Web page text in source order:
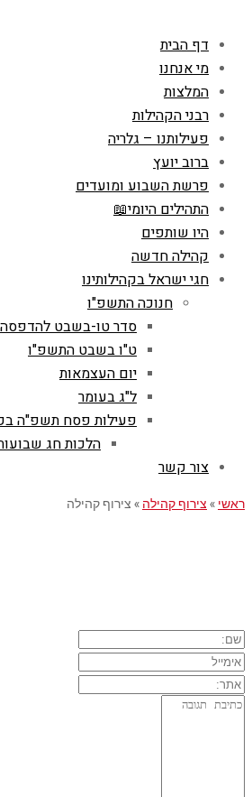
דף הבית
מי אנחנו
המלצות
רבני הקהילות
פעילותנו – גלריה
ברוב יועץ
פרשת השבוע ומועדים
התהילים היומי📖
היו שותפים
קהילה חדשה
חגי ישראל בקהילותינו
חנוכה התשפ"ו
סדר טו-בשבט להדפסה
ט"ו בשבט התשפ"ו
יום העצמאות
ל"ג בעומר
פעילות פסח תשפ"ה
הלכות חג
צור קשר
ראשי » צירוף קהילה » צירוף קהילה